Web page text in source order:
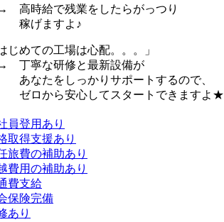
時給で残業をしたらがっつり
げますよ♪
じめての工場は心配。。。」
寧な研修と最新設備が
なたをしっかりサポートするので、
ロから安心してスタートできますよ★
員登用あり
取得支援あり
旅費の補助あり
費用の補助あり
費支給
保険完備
あり